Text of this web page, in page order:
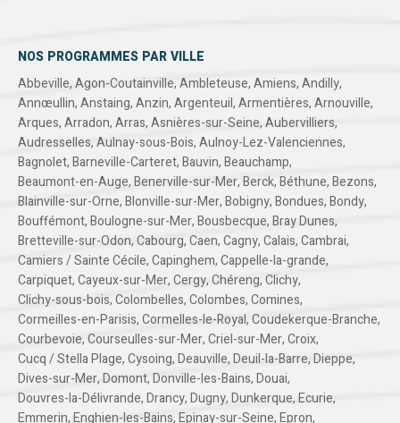
NOS PROGRAMMES PAR VILLE
Abbeville,Agon-Coutainville,Ambleteuse,Amiens,Andilly,
Annœullin,Anstaing,Anzin,Argenteuil,Armentières,Arnouville,
Arques,Arradon,Arras,Asnières-sur-Seine,Aubervilliers,
Audresselles,Aulnay-sous-Bois,Aulnoy-Lez-Valenciennes,
Bagnolet,Barneville-Carteret,Bauvin,Beauchamp,
Beaumont-en-Auge,Benerville-sur-Mer,Berck,Béthune,Bezons,
Blainville-sur-Orne,Blonville-sur-Mer,Bobigny,Bondues,Bondy,
Bouffémont,Boulogne-sur-Mer,Bousbecque,Bray Dunes,
Bretteville-sur-Odon,Cabourg,Caen,Cagny,Calais,Cambrai,
Camiers / Sainte Cécile,Capinghem,Cappelle-la-grande,
Carpiquet,Cayeux-sur-Mer,Cergy,Chéreng,Clichy,
Clichy-sous-bois,Colombelles,Colombes,Comines,
Cormeilles-en-Parisis,Cormelles-le-Royal,Coudekerque-Branche,
Courbevoie,Courseulles-sur-Mer,Criel-sur-Mer,Croix,
Cucq / Stella Plage,Cysoing,Deauville,Deuil-la-Barre,Dieppe,
Dives-sur-Mer,Domont,Donville-les-Bains,Douai,
Douvres-la-Délivrande,Drancy,Dugny,Dunkerque,Ecurie,
Emmerin,Enghien-les-Bains,Epinay-sur-Seine,Epron,